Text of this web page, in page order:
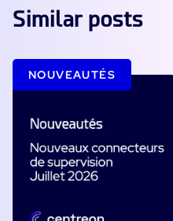
Similar posts
NOUVEAUTÉS